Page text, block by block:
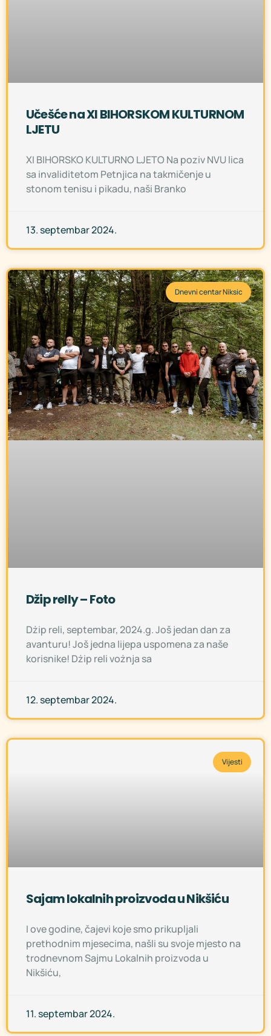
Učešće na XI BIHORSKOM KULTURNOM
LJETU
XI BIHORSKO KULTURNO LJETO Na poziv NVU lica
sa invaliditetom Petnjica na takmičenje u
stonom tenisu i pikadu, naši Branko
13. septembar 2024.
Dnevni centar Niksic
Džip relly – Foto
Dżip reli, septembar, 2024.g. Još jedan dan za
avanturu! Još jedna lijepa uspomena za naše
korisnike! Dżip reli vożnja sa
12. septembar 2024.
Vijesti
Sajam lokalnih proizvoda u Nikšiću
I ove godine, čajevi koje smo prikupljali
prethodnim mjesecima, našli su svoje mjesto na
trodnevnom Sajmu Lokalnih proizvoda u
Nikšiću,
11. septembar 2024.